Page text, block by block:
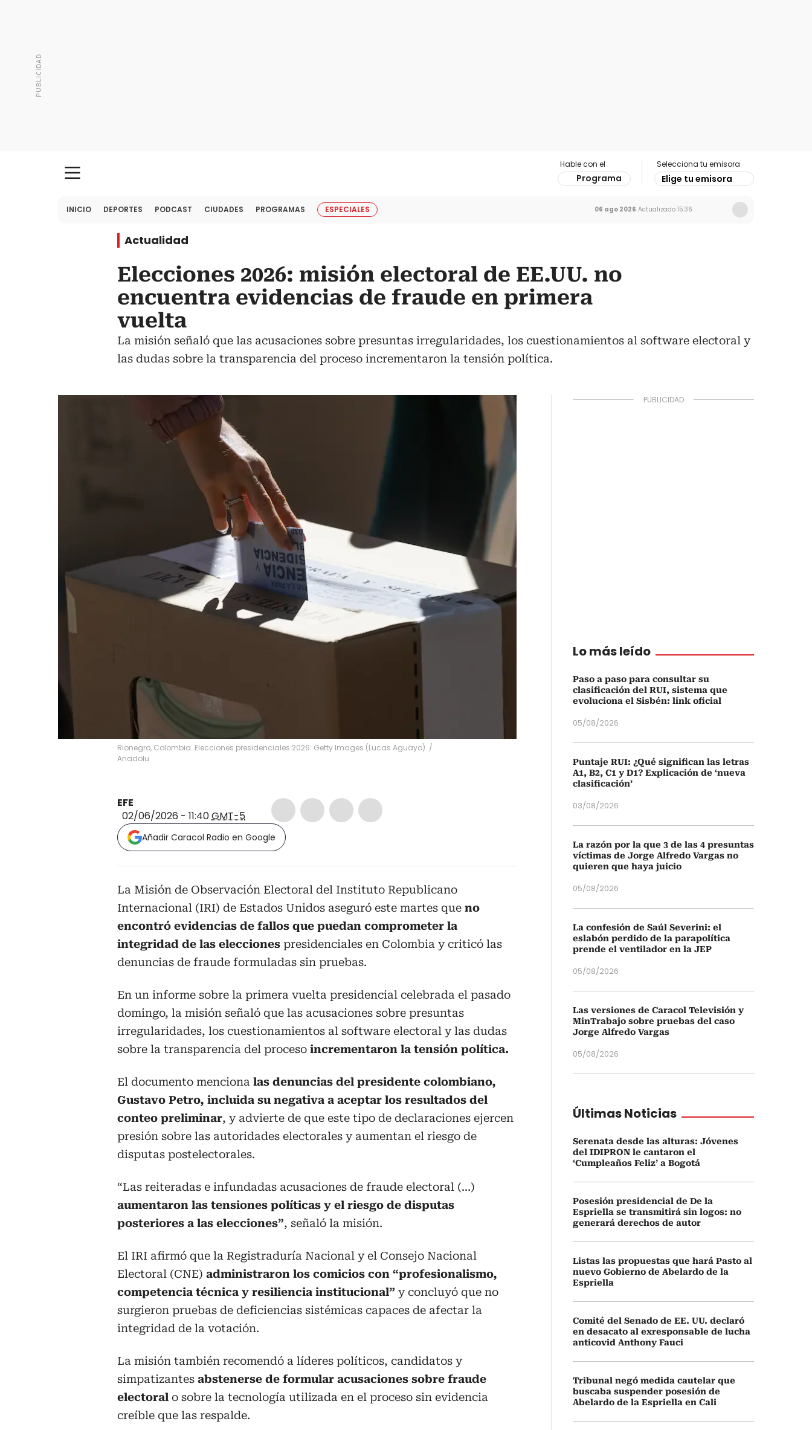
Hable con el
Programa
Selecciona tu emisora
Elige tu emisora
INICIO DEPORTES PODCAST CIUDADES PROGRAMAS ESPECIALES 06 ago 2026 Actualizado 15:36
Actualidad
Elecciones 2026: misión electoral de EE.UU. no
encuentra evidencias de fraude en primera
vuelta
La misión señaló que las acusaciones sobre presuntas irregularidades, los cuestionamientos al software electoral y
las dudas sobre la transparencia del proceso incrementaron la tensión política.
Rionegro, Colombia. Elecciones presidenciales 2026: Getty Images (Lucas Aguayo). /
Anadolu
EFE
02/06/2026 - 11:40GMT-5
Añadir Caracol Radio en Google
La Misión de Observación Electoral del Instituto Republicano
Internacional (IRI) de Estados Unidos aseguró este martes que no
encontró evidencias de fallos que puedan comprometer la
integridad de las elecciones presidenciales en Colombia y criticó las
denuncias de fraude formuladas sin pruebas.
En un informe sobre la primera vuelta presidencial celebrada el pasado
domingo, la misión señaló que las acusaciones sobre presuntas
irregularidades, los cuestionamientos al software electoral y las dudas
sobre la transparencia del proceso incrementaron la tensión política.
El documento menciona las denuncias del presidente colombiano,
Gustavo Petro, incluida su negativa a aceptar los resultados del
conteo preliminar, y advierte de que este tipo de declaraciones ejercen
presión sobre las autoridades electorales y aumentan el riesgo de
disputas postelectorales.
“Las reiteradas e infundadas acusaciones de fraude electoral (...)
aumentaron las tensiones políticas y el riesgo de disputas
posteriores a las elecciones”, señaló la misión.
El IRI afirmó que la Registraduría Nacional y el Consejo Nacional
Electoral (CNE) administraron los comicios con “profesionalismo,
competencia técnica y resiliencia institucional” y concluyó que no
surgieron pruebas de deficiencias sistémicas capaces de afectar la
integridad de la votación.
La misión también recomendó a líderes políticos, candidatos y
simpatizantes abstenerse de formular acusaciones sobre fraude
electoral o sobre la tecnología utilizada en el proceso sin evidencia
creíble que las respalde.
Lo más leído
Paso a paso para consultar su
clasificación del RUI, sistema que
evoluciona el Sisbén: link oficial
05/08/2026
Puntaje RUI: ¿Qué significan las letras
A1, B2, C1 y D1? Explicación de ‘nueva
clasificación’
03/08/2026
La razón por la que 3 de las 4 presuntas
víctimas de Jorge Alfredo Vargas no
quieren que haya juicio
05/08/2026
La confesión de Saúl Severini: el
eslabón perdido de la parapolítica
prende el ventilador en la JEP
05/08/2026
Las versiones de Caracol Televisión y
MinTrabajo sobre pruebas del caso
Jorge Alfredo Vargas
05/08/2026
Últimas Noticias
Serenata desde las alturas: Jóvenes
del IDIPRON le cantaron el
‘Cumpleaños Feliz’ a Bogotá
Posesión presidencial de De la
Espriella se transmitirá sin logos: no
generará derechos de autor
Listas las propuestas que hará Pasto al
nuevo Gobierno de Abelardo de la
Espriella
Comité del Senado de EE. UU. declaró
en desacato al exresponsable de lucha
anticovid Anthony Fauci
Tribunal negó medida cautelar que
buscaba suspender posesión de
Abelardo de la Espriella en Cali